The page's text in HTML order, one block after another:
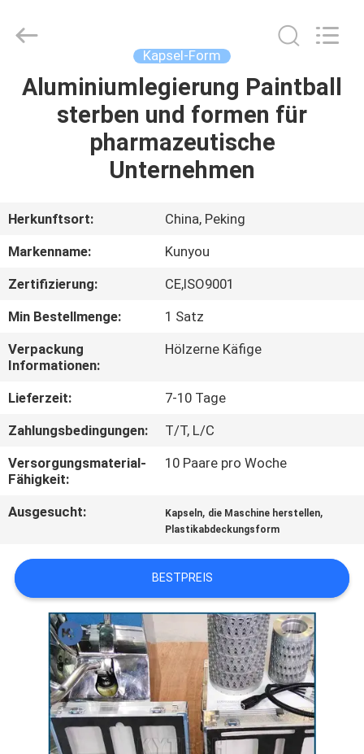
ZU
HAUSE
PRODUKTE
VIDEOS
UNS
WERKSBESICHTIGUNG
QUALITÄTSKONTROLLE
NEUIGKEITEN
BITTE UM
ANGEBOT
SITEMAP
PRIVACY
POLICY
Pharmatech
Co.,LTD..
Kapsel-Form
Aluminiumlegierung Paintball
sterben und formen für
pharmazeutische
Unternehmen
Herkunftsort:
China, Peking
Markenname:
Kunyou
Zertifizierung:
CE,ISO9001
Min Bestellmenge:
1 Satz
Verpackung
Informationen:
Hölzerne Käfige
Lieferzeit:
7-10 Tage
Zahlungsbedingungen:
T/T, L/C
Versorgungsmaterial-
Fähigkeit:
10 Paare pro Woche
Ausgesucht: Kapseln, die Maschine herstellen,
Plastikabdeckungsform
BESTPREIS